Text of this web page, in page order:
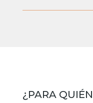
¿PARA